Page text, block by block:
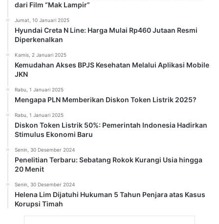
dari Film “Mak Lampir”
Jumat, 10 Januari 2025
Hyundai Creta N Line: Harga Mulai Rp460 Jutaan Resmi
Diperkenalkan
Kamis, 2 Januari 2025
Kemudahan Akses BPJS Kesehatan Melalui Aplikasi Mobile
JKN
Rabu, 1 Januari 2025
Mengapa PLN Memberikan Diskon Token Listrik 2025?
Rabu, 1 Januari 2025
Diskon Token Listrik 50%: Pemerintah Indonesia Hadirkan
Stimulus Ekonomi Baru
Senin, 30 Desember 2024
Penelitian Terbaru: Sebatang Rokok Kurangi Usia hingga
20 Menit
Senin, 30 Desember 2024
Helena Lim Dijatuhi Hukuman 5 Tahun Penjara atas Kasus
Korupsi Timah